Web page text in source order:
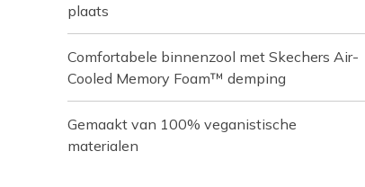
plaats
Comfortabele binnenzool met Skechers Air-
Cooled Memory Foam™ demping
Gemaakt van 100% veganistische
materialen